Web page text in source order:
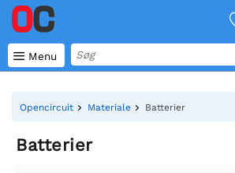
 Menu
Opencircuit Materiale Batterier
Batterier